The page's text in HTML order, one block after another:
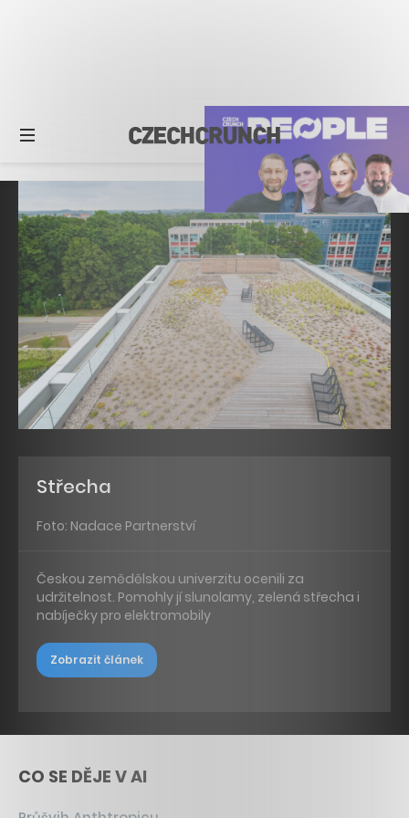
Střecha
Foto: Nadace Partnerství
Českou zemědělskou univerzitu ocenili za
udržitelnost. Pomohly jí slunolamy, zelená střecha i
nabíječky pro elektromobily
Zobrazit článek
CO SE DĚJE V AI